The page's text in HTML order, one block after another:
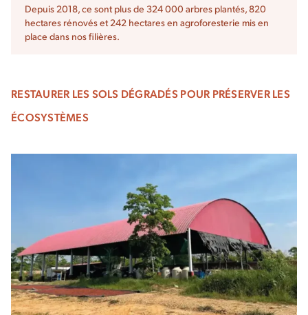
Depuis 2018, ce sont plus de 324 000 arbres plantés, 820
hectares rénovés et 242 hectares en agroforesterie mis en
place dans nos filières.
RESTAURER LES SOLS DÉGRADÉS POUR PRÉSERVER LES
ÉCOSYSTÈMES